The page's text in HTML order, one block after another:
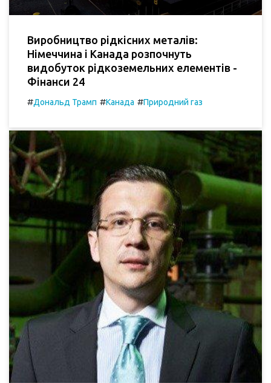
Виробництво рідкісних металів:
Німеччина і Канада розпочнуть
видобуток рідкоземельних елементів -
Фінанси 24
#Дональд Трамп #Канада #Природний газ